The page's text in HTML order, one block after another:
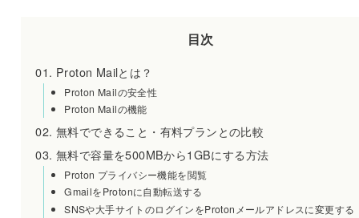
目次
Proton Mailとは？
Proton Mailの安全性
Proton Mailの機能
無料でできること・有料プランとの比較
無料で容量を500MBから1GBにする方法
Proton プライバシー機能を閲覧
GmailをProtonに自動転送する
SNSや大手サイトのログインをProtonメールアドレスに変更する